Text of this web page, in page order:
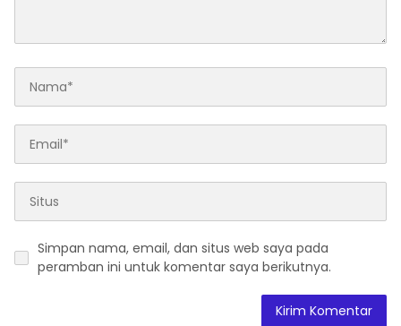
Simpan nama, email, dan situs web saya pada
peramban ini untuk komentar saya berikutnya.